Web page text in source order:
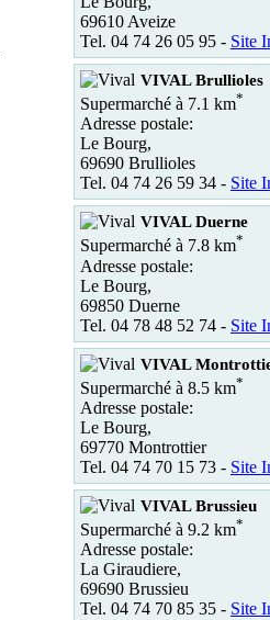
69610 Aveize
Tel. 04 74 26 05 95 - Site
VIVAL Brullioles
Supermarché à 7.1 km*
Adresse postale:
Le Bourg,
69690 Brullioles
Tel. 04 74 26 59 34 - Site
VIVAL Duerne
Supermarché à 7.8 km*
Adresse postale:
Le Bourg,
69850 Duerne
Tel. 04 78 48 52 74 - Site
VIVAL
Supermarché à 8.5 km*
Adresse postale:
Le Bourg,
69770 Montrottier
Tel. 04 74 70 15 73 - Site
VIVAL Brussieu
Supermarché à 9.2 km*
Adresse postale:
La Giraudiere,
69690 Brussieu
Tel. 04 74 70 85 35 - Site